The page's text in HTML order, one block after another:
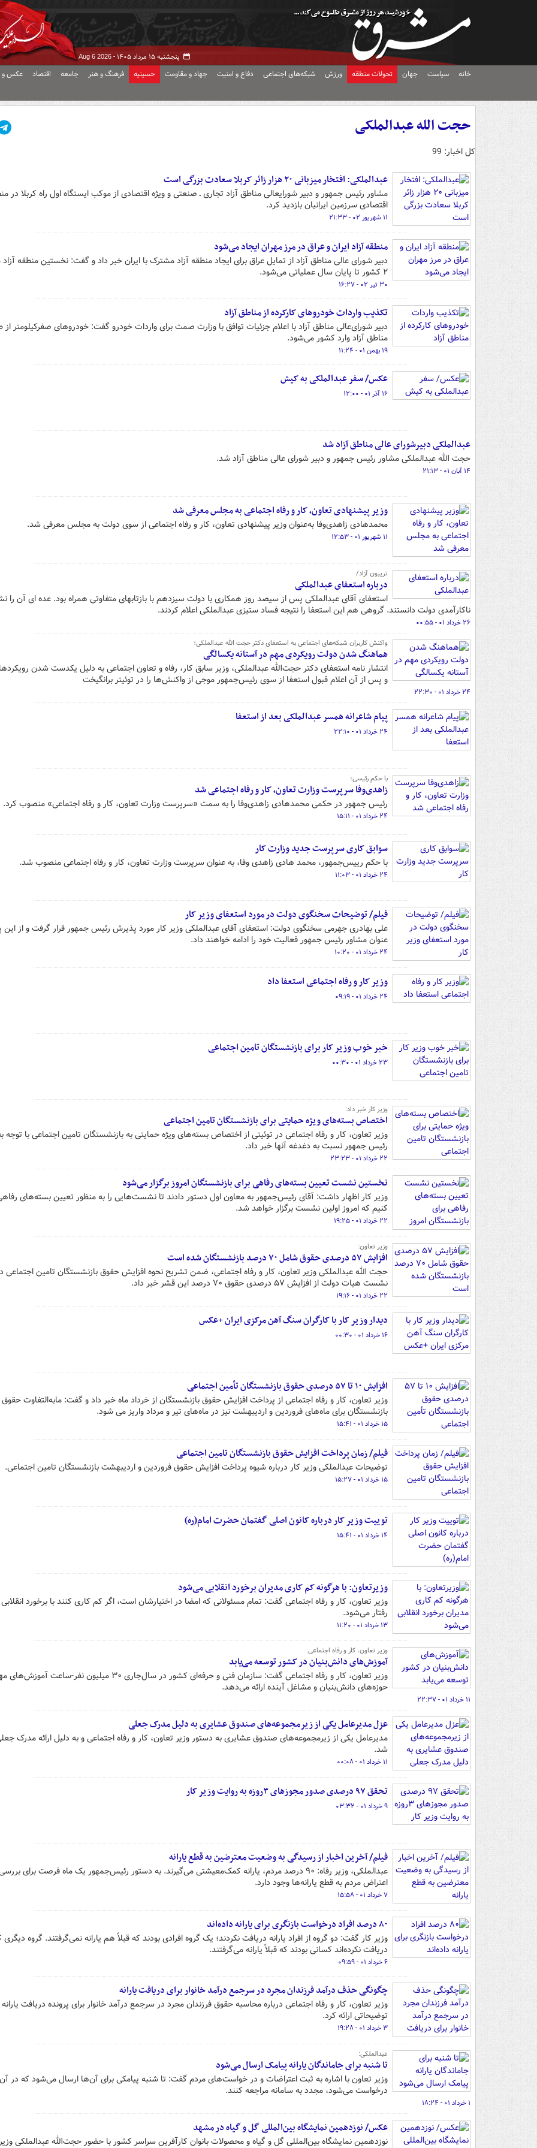
پنجشنبه ۱۵ مرداد ۱۴۰۵ - Aug 6 2026
خانه سیاست جهان تحولات منطقه ورزش شبکه‌های اجتماعی دفاع و امنیت جهاد و مقاومت حسینیه فرهنگ و هنر جامعه اقتصاد عکس و
حجت الله عبدالملکی
کل اخبار: 99
عبدالملکی: افتخار میزبانی ۲۰ هزار زائر کربلا سعادت بزرگی است
مشاور رئیس جمهور و دبیر شورایعالی مناطق آزاد تجاری ـ صنعتی و ویژه اقتصادی از موکب ایستگاه اول راه کربلا در
اقتصادی سرزمین ایرانیان بازدید کرد.
۱۱ شهریور ۰۲ - ۲۱:۳۳
منطقه آزاد ایران و عراق در مرز مهران ایجاد می‌شود
دبیر شورای عالی مناطق آزاد از تمایل عراق برای ایجاد منطقه آزاد مشترک با ایران خبر داد و گفت: نخستین منطقه
۲ کشور تا پایان سال عملیاتی می‌شود.
۳۰ تیر ۰۲ - ۱۶:۲۷
تکذیب واردات خودروهای کارکرده از مناطق آزاد
دبیر شورای‌عالی مناطق آزاد با اعلام جزئیات توافق با وزارت صمت برای واردات خودرو گفت: خودروهای صفرکیلومتر از
مناطق آزاد وارد کشور می‌شود.
۱۹ بهمن ۰۱ - ۱۱:۲۴
عکس/ سفر عبدالملکی به کیش
۱۶ آذر ۰۱ - ۱۲:۰۰
عبدالملکی دبیرشورای عالی مناطق آزاد شد
حجت الله عبدالملکی مشاور رئیس جمهور و دبیر شورای عالی مناطق آزاد شد.
۱۴ آبان ۰۱ - ۲۱:۱۳
وزیر پیشنهادی تعاون، کار و رفاه اجتماعی به مجلس معرفی شد
محمدهادی زاهدی‌وفا به‌عنوان وزیر پیشنهادی تعاون، کار و رفاه اجتماعی از سوی دولت به مجلس معرفی شد.
۱۱ شهریور ۰۱ - ۱۲:۵۳
تریبون آزاد/
درباره استعفای عبدالملکی
استعفای آقای عبدالملکی پس از سیصد روز همکاری با دولت سیزدهم با بازتابهای متفاوتی همراه بود. عده ای آن را
ناکارآمدی دولت دانستند. گروهی هم این استعفا را نتیجه فساد ستیزی عبدالملکی اعلام کردند.
۲۶ خرداد ۰۱ - ۰۰:۵۵
واکنش کاربران شبکه‌های اجتماعی به استعفای دکتر حجت الله عبدالملکی؛
هماهنگ شدن دولت رویکردی مهم در آستانه یکسالگی
انتشار نامه استعفای دکتر حجت‌الله عبدالملکی، وزیر سابق کار، رفاه و تعاون اجتماعی به دلیل یکدست شدن
و پس از آن اعلام قبول استعفا از سوی رئیس‌جمهور موجی از واکنش‌ها را در توئیتر برانگیخت
۲۴ خرداد ۰۱ - ۲۲:۳۰
پیام شاعرانه همسر عبدالملکی بعد از استعفا
۲۴ خرداد ۰۱ - ۲۲:۱۰
با حکم رئیسی؛
زاهدی‌وفا سرپرست وزارت تعاون، کار و رفاه اجتماعی شد
رئیس جمهور در حکمی محمدهادی زاهدی‌وفا را به سمت «سرپرست وزارت تعاون، کار و رفاه اجتماعی» منصوب کرد.
۲۴ خرداد ۰۱ - ۱۵:۱۱
سوابق کاری سرپرست جدید وزارت کار
با حکم رییس‌جمهور، محمد هادی زاهدی وفا، به عنوان سرپرست وزارت تعاون، کار و رفاه اجتماعی منصوب شد.
۲۴ خرداد ۰۱ - ۱۱:۰۳
فیلم/ توضیحات سخنگوی دولت در مورد استعفای وزیر کار
علی بهادری جهرمی سخنگوی دولت: استعفای آقای عبدالملکی وزیر کار مورد پذیرش رئیس جمهور قرار گرفت و از
عنوان مشاور رئیس جمهور فعالیت خود را ادامه خواهند داد.
۲۴ خرداد ۰۱ - ۱۰:۲۰
وزیر کار و رفاه اجتماعی استعفا داد
۲۴ خرداد ۰۱ - ۰۹:۱۹
خبر خوب وزیر کار برای بازنشستگان تامین اجتماعی
۲۳ خرداد ۰۱ - ۰۰:۳۰
وزیر کار خبر داد:
اختصاص بسته‌های ویژه حمایتی برای بازنشستگان تامین اجتماعی
وزیر تعاون، کار و رفاه اجتماعی در توئیتی از اختصاص بسته‌های ویژه حمایتی به بازنشستگان تامین اجتماعی با توجه
رئیس جمهور نسبت به دغدغه آنها خبر داد.
۲۲ خرداد ۰۱ - ۲۳:۲۳
نخستین نشست تعیین بسته‌های رفاهی برای بازنشستگان امروز برگزار می‌شود
وزیر کار اظهار داشت: آقای رئیس‌جمهور به معاون اول دستور دادند تا نشست‌هایی را به منظور تعیین بسته‌های رفاهی
کنیم که امروز اولین نشست برگزار خواهد شد.
۲۲ خرداد ۰۱ - ۱۹:۲۵
وزیر تعاون:
افزایش ۵۷ درصدی حقوق شامل ۷۰ درصد بازنشستگان شده است
حجت الله عبدالملکی وزیر تعاون، کار و رفاه اجتماعی، ضمن تشریح نحوه افزایش حقوق بازنشستگان تامین اجتماعی
نشست هیات دولت از افزایش ۵۷ درصدی حقوق ۷۰ درصد این قشر خبر داد.
۲۲ خرداد ۰۱ - ۱۹:۱۶
دیدار وزیر کار با کارگران سنگ آهن مرکزی ایران +عکس
۱۶ خرداد ۰۱ - ۰۰:۳۰
افزایش ۱۰ تا ۵۷ درصدی حقوق بازنشستگان تأمین اجتماعی
وزیر تعاون، کار و رفاه اجتماعی از پرداخت افزایش حقوق بازنشستگان از خرداد ماه خبر داد و گفت: مابه‌التفاوت حقوق
بازنشستگان برای ماه‌های فروردین و اردیبهشت نیز در ماه‌های تیر و مرداد واریز می شود.
۱۵ خرداد ۰۱ - ۱۵:۴۱
فیلم/ زمان پرداخت افزایش حقوق بازنشستگان تامین اجتماعی
توضیحات عبدالملکی وزیر کار درباره شیوه پرداخت افزایش حقوق فروردین و اردیبهشت بازنشستگان تامین اجتماعی.
۱۵ خرداد ۰۱ - ۱۵:۲۷
توییت وزیر کار درباره کانون اصلی گفتمان حضرت امام(ره)
۱۴ خرداد ۰۱ - ۱۵:۴۱
وزیرتعاون: با هرگونه کم کاری مدیران برخورد انقلابی می‌شود
وزیر تعاون، کار و رفاه اجتماعی گفت:‌ تمام مسئولانی که امضا در اختیارشان است، اگر کم کاری کنند با برخورد انقلابی
رفتار می‌شود.
۱۳ خرداد ۰۱ - ۱۱:۲۰
وزیر تعاون، کار و رفاه اجتماعی:
آموزش‌های دانش‌بنیان در کشور توسعه می‌یابد
وزیر تعاون، کار و رفاه اجتماعی گفت: سازمان فنی و حرفه‌ای کشور در سال‌جاری ۳۰ میلیون نفر-
حوزه‌های دانش‌بنیان و مشاغل آینده ارائه می‌دهد.
۱۱ خرداد ۰۱ - ۲۲:۳۷
عزل مدیرعامل یکی از زیرمجموعه‌های صندوق عشایری به دلیل مدرک جعلی
مدیرعامل یکی از زیرمجموعه‌های صندوق عشایری به دستور وزیر تعاون، کار و رفاه اجتماعی و به دلیل ارائه مدرک
شد.
۱۱ خرداد ۰۱ - ۰۰:۰۸
تحقق ۹۷ درصدی صدور مجوزهای ۳روزه به روایت وزیر کار
۹ خرداد ۰۱ - ۰۳:۳۲
فیلم/ آخرین اخبار از رسیدگی به وضعیت معترضین به قطع یارانه
عبدالملکی، وزیر رفاه: ۹۰ درصد مردم، یارانه کمک‌معیشتی می‌گیرند. به دستور رئیس‌جمهور یک ماه فرصت برای
اعتراض مردم به قطع یارانه‌ها وجود دارد.
۷ خرداد ۰۱ - ۱۵:۵۸
۸۰ درصد افراد درخواست بازنگری برای یارانه داده‌اند
وزیر کار گفت: دو گروه از افراد یارانه دریافت نکردند؛ یک گروه افرادی بودند که قبلاً هم یارانه نمی‌گرفتند. گروه دیگری
دریافت نکرده‌اند کسانی بودند که قبلاً یارانه می‌گرفتند.
۶ خرداد ۰۱ - ۰۹:۵۹
چگونگی حذف درآمد فرزندان مجرد در سرجمع درآمد خانوار برای دریافت یارانه
وزیر تعاون، کار و رفاه اجتماعی درباره محاسبه حقوق فرزندان مجرد در سرجمع درآمد خانوار برای پرونده دریافت یارانه
توضیحاتی ارائه کرد.
۳ خرداد ۰۱ - ۱۹:۲۸
عبدالملکی:
تا شنبه برای جاماندگان یارانه پیامک ارسال می‌شود
وزیر تعاون با اشاره به ثبت اعتراضات و در خواست‌های مردم گفت: تا شنبه پیامکی برای آن‌ها ارسال می‌شود که در آن
درخواست می‌شود، مجدد به سامانه مراجعه کنند.
۱ خرداد ۰۱ - ۱۸:۲۴
عکس/ نوزدهمین نمایشگاه بین‌المللی گل و گیاه در مشهد
نوزدهمین نمایشگاه بین‌المللی گل و گیاه و محصولات بانوان کارآفرین سراسر کشور با حضور حجت‌الله عبدالملکی